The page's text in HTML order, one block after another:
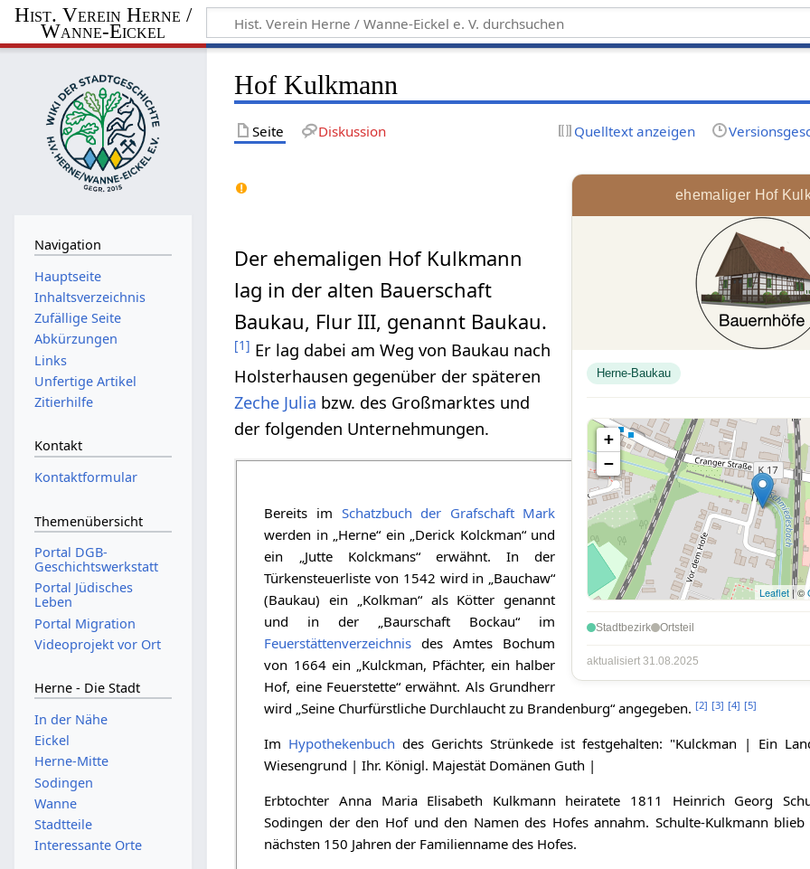
Hist. Verein Herne /
Wanne-Eickel
Hof Kulkmann
Seite Diskussion Quelltext anzeigen
ehemaliger Hof
Herne-Baukau
+
−
Leaflet | ©
Stadtbezirk Ortsteil
aktualisiert 31.08.2025
Der ehemaligen Hof Kulkmann
lag in der alten Bauerschaft
Baukau, Flur III, genannt Baukau.
[1] Er lag dabei am Weg von Baukau nach
Holsterhausen gegenüber der späteren
Zeche Julia bzw. des Großmarktes und
der folgenden Unternehmungen.
Bereits im Schatzbuch der Grafschaft Mark
werden in „Herne“ ein „Derick Kolckman“ und
ein „Jutte Kolckmans“ erwähnt. In der
Türkensteuerliste von 1542 wird in „Bauchaw“
(Baukau) ein „Kolkman“ als Kötter genannt
und in der „Baurschaft Bockau“ im
Feuerstättenverzeichnis des Amtes Bochum
von 1664 ein „Kulckman, Pfächter, ein halber
Hof, eine Feuerstette“ erwähnt. Als Grundherr
wird „Seine Churfürstliche Durchlaucht zu Brandenburg“ angegeben. [2] [3] [4] [5]
Im Hypothekenbuch des Gerichts Strünkede ist festgehalten: "Kulckman | Ein
Wiesengrund | Ihr. Königl. Majestät Domänen Guth |
Erbtochter Anna Maria Elisabeth Kulkmann heiratete 1811 Heinrich Georg
Sodingen der den Hof und den Namen des Hofes annahm. Schulte-Kulkmann
nächsten 150 Jahren der Familienname des Hofes.
Navigation
Hauptseite
Inhaltsverzeichnis
Zufällige Seite
Abkürzungen
Links
Unfertige Artikel
Zitierhilfe
Kontakt
Kontaktformular
Themenübersicht
Portal DGB-
Geschichtswerkstatt
Portal Jüdisches
Leben
Portal Migration
Videoprojekt vor Ort
Herne - Die Stadt
In der Nähe
Eickel
Herne-Mitte
Sodingen
Wanne
Stadtteile
Interessante Orte